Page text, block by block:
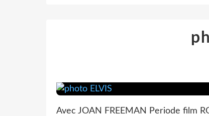
Avec JOAN FREEMAN Periode film